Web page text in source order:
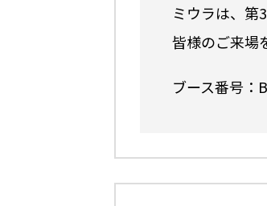
ミウラは、第
皆様のご来場
ブース番号：